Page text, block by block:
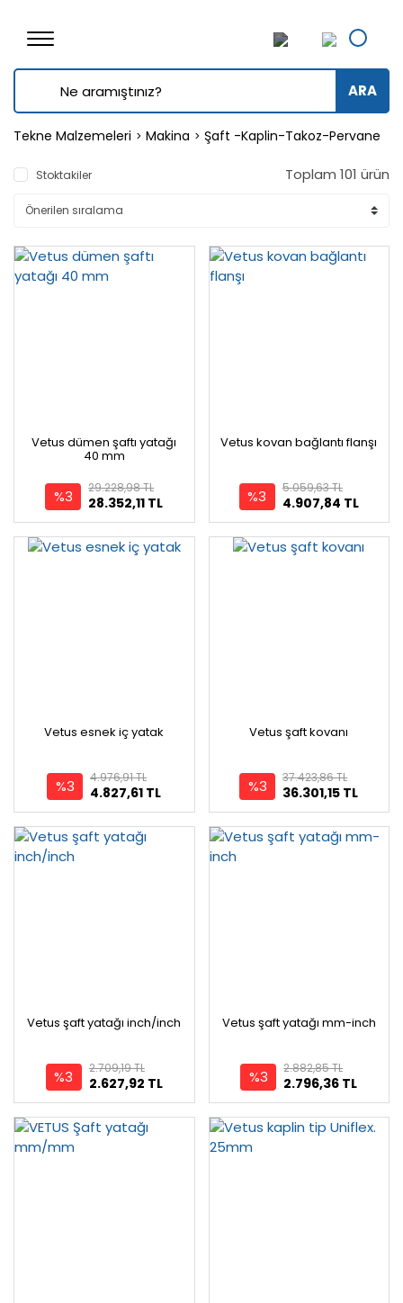
ARA
Tekne Malzemeleri Makina Şaft -Kaplin-Takoz-Pervane
Stoktakiler Toplam 101 ürün
Vetus dümen şaftı yatağı
40 mm
%3 28.352,11 TL
29.228,98 TL
Vetus kovan bağlantı flanşı
%3 4.907,84 TL
5.059,63 TL
Vetus esnek iç yatak
%3 4.827,61 TL
4.976,91 TL
Vetus şaft kovanı
%3 36.301,15 TL
37.423,86 TL
Vetus şaft yatağı inch/inch
%3 2.627,92 TL
2.709,19 TL
Vetus şaft yatağı mm-inch
%3 2.796,36 TL
2.882,85 TL